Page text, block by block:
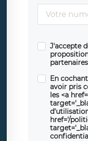
J'accepte
partenaires
En
avoir pris
les <a
href='/